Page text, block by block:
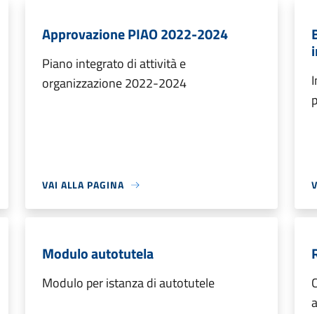
Approvazione PIAO 2022-2024
Piano integrato di attività e
organizzazione 2022-2024
VAI ALLA PAGINA
Modulo autotutela
Modulo per istanza di autotutele